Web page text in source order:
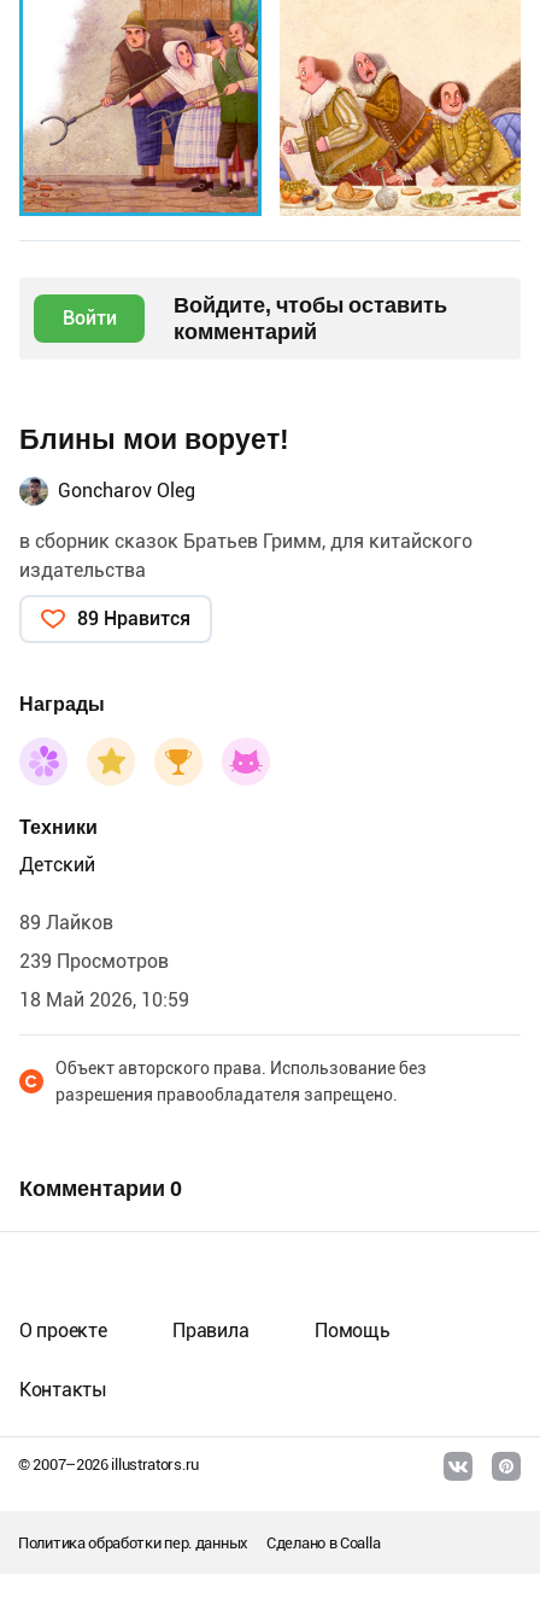
Войти
Войдите, чтобы оставить
комментарий
Блины мои ворует!
Goncharov Oleg
в сборник сказок Братьев Гримм, для китайского
издательства
89 Нравится
Награды
Техники
Детский
89 Лайков
239 Просмотров
18 Май 2026, 10:59
Объект авторского права. Использование без
разрешения правообладателя запрещено.
Комментарии 0
© 2007–2026illustrators.ru
О проекте Правила Помощь
Контакты
Политика обработки пер. данных Сделано вCoalla